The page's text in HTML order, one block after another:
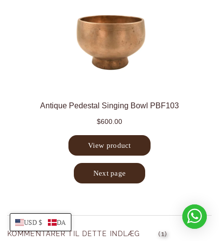
USD $ DA
KOMMENTARER TIL DETTE INDLÆG (1)